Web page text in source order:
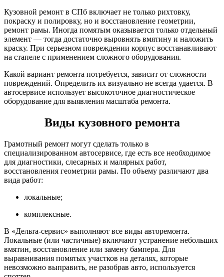
Кузовной ремонт в СПб включает не только рихтовку,
покраску и полировку, но и восстановление геометрии,
ремонт рамы. Иногда помятым оказывается только отдельный
элемент — тогда достаточно выровнять вмятину и наложить
краску. При серьезном повреждении корпус восстанавливают
на стапеле с применением сложного оборудования.
Какой вариант ремонта потребуется, зависит от сложности
повреждений. Определить их визуально не всегда удается. В
автосервисе использует высокоточное диагностическое
оборудование для выявления масштаба ремонта.
Виды кузовного ремонта
Грамотный ремонт могут сделать только в
специализированном автосервисе, где есть все необходимое
для диагностики, слесарных и малярных работ,
восстановления геометрии рамы. По объему различают два
вида работ:
локальные;
комплексные.
В «Дельта-сервис» выполняют все виды авторемонта.
Локальные (или частичные) включают устранение небольших
вмятин, восстановление или замену бампера. Для
выравнивания помятых участков на деталях, которые
невозможно выправить, не разобрав авто, используется